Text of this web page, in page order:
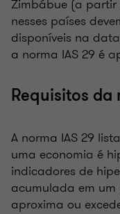
Zimbábue (a partir
nesses países
disponíveis na
a norma IAS 29 é
Requisitos da
A norma IAS 29
uma economia é
indicadores de
acumulada em um
aproxima ou